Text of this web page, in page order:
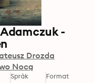
-
Drozda
Nocą
Språk Format